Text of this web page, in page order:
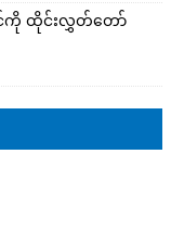
ကို ထိုင်းလွှတ်တော်